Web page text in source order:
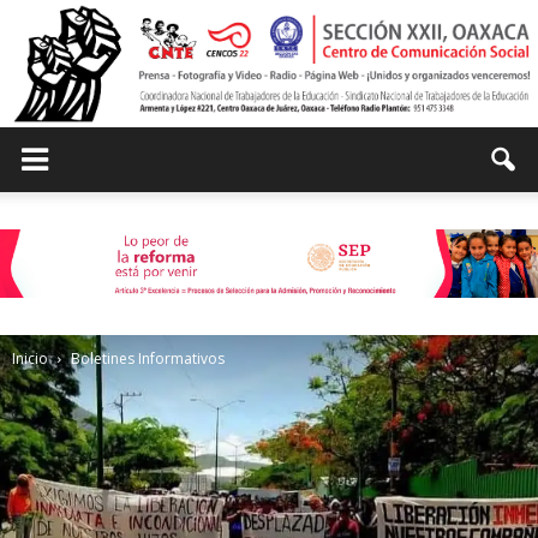
de
Comunicación
Social
Inicio Boletines Informativos